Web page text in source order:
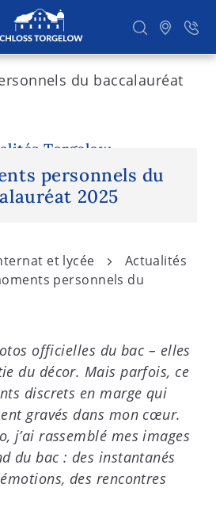
Torgelow
personnels du
2025
et lycée
Actualités
personnels du
officielles du bac – elles
du décor. Mais parfois, ce
discrets en marge qui
gravés dans mon cœur.
j’ai rassemblé mes images
du bac : des instantanés
des rencontres